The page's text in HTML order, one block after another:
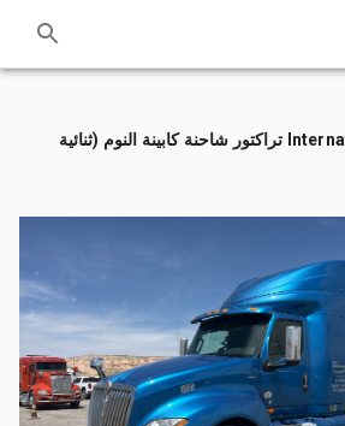
2019 International LT625 6x2 تراكتور شاحنة كابينة النوم (ثنائية